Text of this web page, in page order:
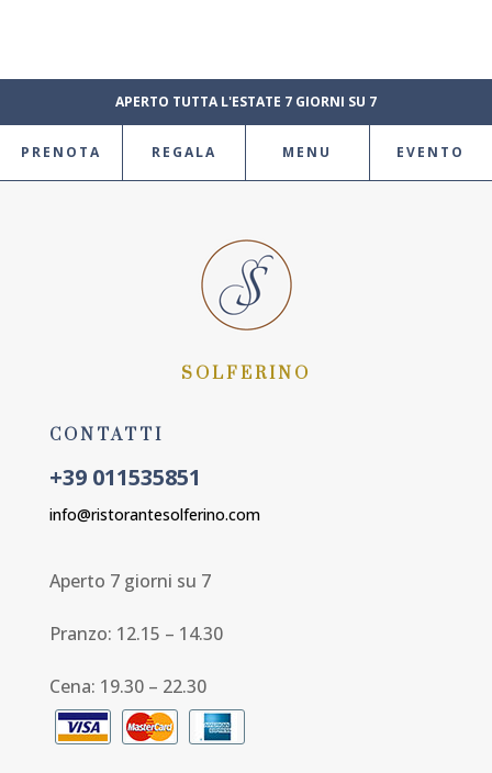
APERTO TUTTA L'ESTATE 7 GIORNI SU 7
PRENOTA REGALA MENU EVENTO
SOLFERINO
CONTATTI
+39 011535851
info@ristorantesolferino.com
Aperto 7 giorni su 7
Pranzo: 12.15 – 14.30
Cena: 19.30 – 22.30